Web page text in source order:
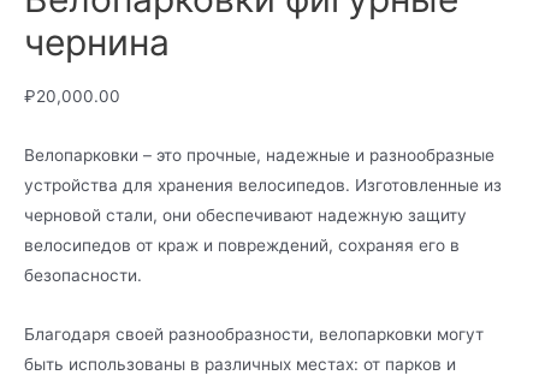
чернина
₽20,000.00
Велопарковки – это прочные, надежные и разнообразные
устройства для хранения велосипедов. Изготовленные из
черновой стали, они обеспечивают надежную защиту
велосипедов от краж и повреждений, сохраняя его в
безопасности.
Благодаря своей разнообразности, велопарковки могут
быть использованы в различных местах: от парков и